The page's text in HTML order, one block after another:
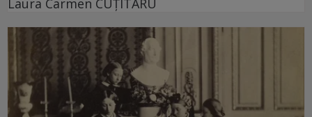
Laura Carmen CUȚITARU